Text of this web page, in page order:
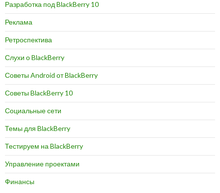
Разработка под BlackBerry 10
Реклама
Ретроспектива
Слухи о BlackBerry
Советы Android от BlackBerry
Советы BlackBerry 10
Социальные сети
Темы для BlackBerry
Тестируем на BlackBerry
Управление проектами
Финансы